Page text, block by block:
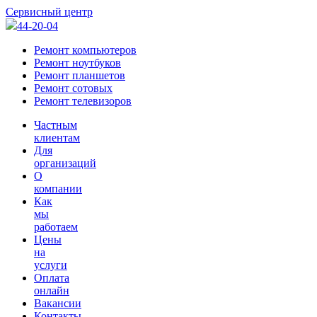
Сервисный центр
44-20-04
Ремонт компьютеров
Ремонт ноутбуков
Ремонт планшетов
Ремонт сотовых
Ремонт телевизоров
Частным
клиентам
Для
организаций
О
компании
Как
мы
работаем
Цены
на
услуги
Оплата
онлайн
Вакансии